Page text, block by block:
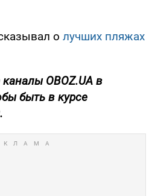
о лучших пляжах
OBOZ.UA в
быть в курсе